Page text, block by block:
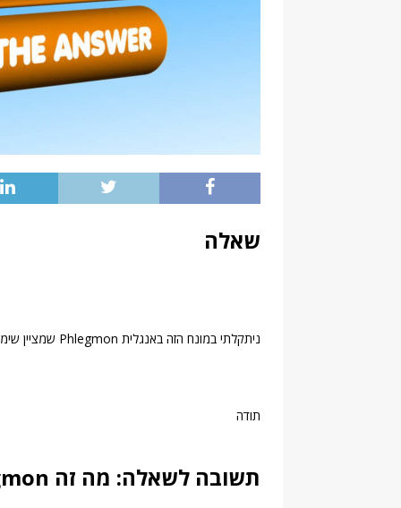
שאלה
ניתקלתי במונח הזה באנגלית Phlegmon שמציין שימוש אתנובוטני בצמח מישהו יודע למה בדיוק הכוונה?
תודה
תשובה לשאלה: מה זה Phlegmon?